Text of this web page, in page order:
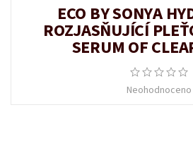
ECO BY SONYA
ROZJASŇUJÍCÍ
SERUM OF
Neohodnoceno